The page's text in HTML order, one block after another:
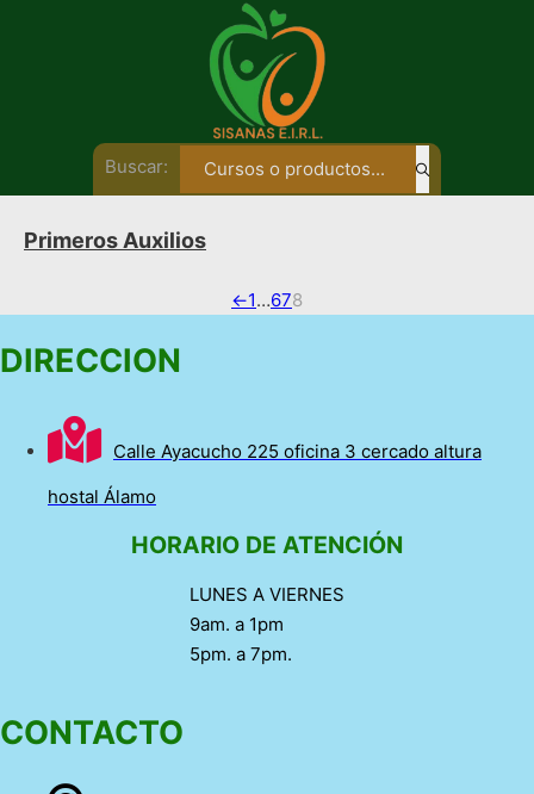
Buscar:
Primeros Auxilios
←1…678
DIRECCION
Calle Ayacucho 225 oficina 3 cercado altura
hostal Álamo
HORARIO DE ATENCIÓN
LUNES A VIERNES
9am. a 1pm
5pm. a 7pm.
CONTACTO